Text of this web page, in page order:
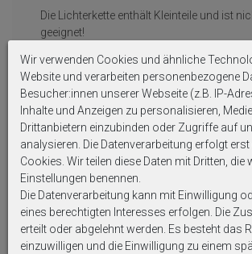
Die Lichterkette enthält Kleinteile und ist
geeignet!
Nur für den Innenbereicht geeignet.
Auf Produktbildern abgebildetes Zubehör
Dekoartikel gehören nicht zum
diese nicht ausdrücklich eingeschlossen
Weitere interessante
Wir verwenden Cookies und ähnliche
Website und verarbeiten personenbezogene
Besucher:innen unserer Webseite (z.B. IP-
Inhalte und Anzeigen zu personalisieren,
Drittanbietern einzubinden oder Zugriffe auf
analysieren. Die Datenverarbeitung erfolgt
Cookies. Wir teilen diese Daten mit Dritten, die
Einstellungen benennen.
Die Datenverarbeitung kann mit Einwilligung
eines berechtigten Interesses erfolgen. Die
erteilt oder abgelehnt werden. Es besteht das
einzuwilligen und die Einwilligung zu einem